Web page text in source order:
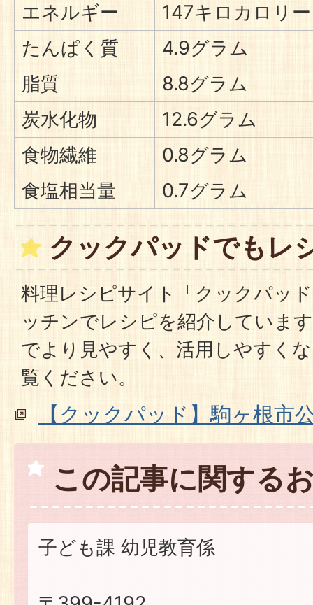
エネルギー
147キロカロリー
たんぱく質
4.9グラム
脂質
8.8グラム
炭水化物
12.6グラム
食物繊維
0.8グラム
食塩相当量
0.7グラム
クックパッドでもレ
料理レシピサイト「クックパッ
ッチンでレシピを紹介していま
でより見やすく、活用しやすく
覧ください。
【クックパッド】駒ヶ根市
この記事に関する
子ども課 幼児教育係